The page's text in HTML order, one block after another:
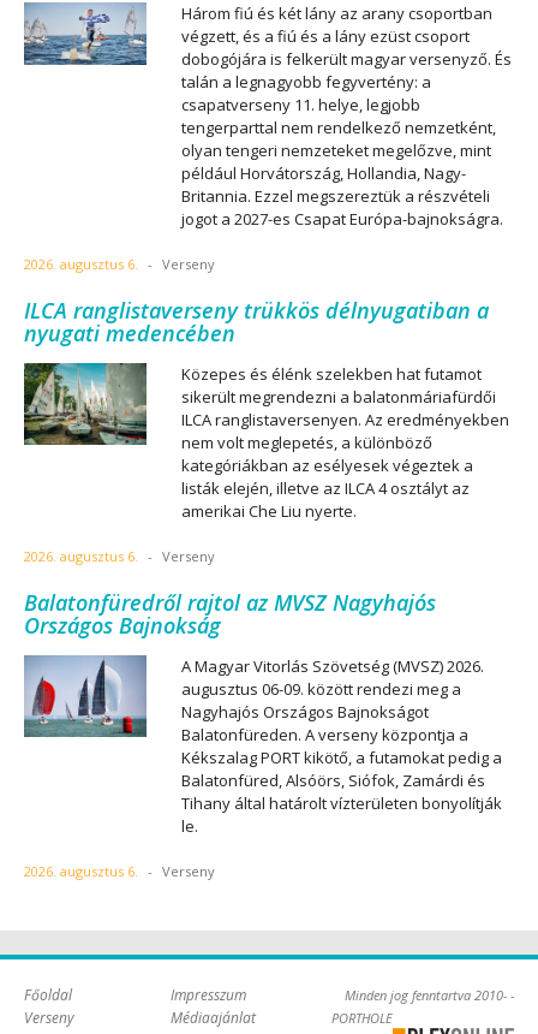
Három fiú és két lány az arany csoportban
végzett, és a fiú és a lány ezüst csoport
dobogójára is felkerült magyar versenyző. És
talán a legnagyobb fegyvertény: a
csapatverseny 11. helye, legjobb
tengerparttal nem rendelkező nemzetként,
olyan tengeri nemzeteket megelőzve, mint
például Horvátország, Hollandia, Nagy-
Britannia. Ezzel megszereztük a részvételi
jogot a 2027-es Csapat Európa-bajnokságra.
2026. augusztus 6. - Verseny
ILCA ranglistaverseny trükkös délnyugatiban a
nyugati medencében
Közepes és élénk szelekben hat futamot
sikerült megrendezni a balatonmáriafürdői
ILCA ranglistaversenyen. Az eredményekben
nem volt meglepetés, a különböző
kategóriákban az esélyesek végeztek a
listák elején, illetve az ILCA 4 osztályt az
amerikai Che Liu nyerte.
2026. augusztus 6. - Verseny
Balatonfüredről rajtol az MVSZ Nagyhajós
Országos Bajnokság
A Magyar Vitorlás Szövetség (MVSZ) 2026.
augusztus 06-09. között rendezi meg a
Nagyhajós Országos Bajnokságot
Balatonfüreden. A verseny központja a
Kékszalag PORT kikötő, a futamokat pedig a
Balatonfüred, Alsóörs, Siófok, Zamárdi és
Tihany által határolt vízterületen bonyolítják
le.
2026. augusztus 6. - Verseny
Főoldal
Verseny
Impresszum
Médiaajánlat
Minden jog fenntartva 2010- -
PORTHOLE